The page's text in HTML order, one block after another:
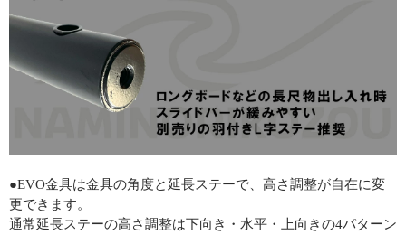
●EVO金具は金具の角度と延長ステーで、高さ調整が自在に変
更できます。
通常延長ステーの高さ調整は下向き・水平・上向きの4パターン